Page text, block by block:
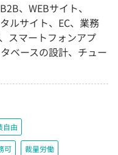
、WEBサイト、
ルサイト、EC、業務
スマートフォンアプ
ベースの設計、チュー
自由
可 裁量労働